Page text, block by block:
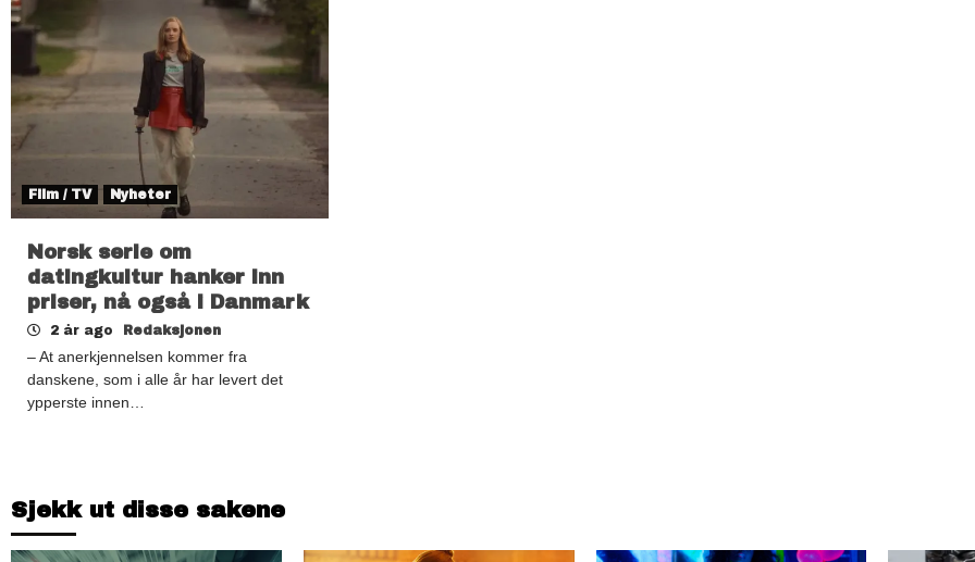
Film / TV Nyheter
Norsk serie om
datingkultur hanker inn
priser, nå også i Danmark
2 år ago Redaksjonen
– At anerkjennelsen kommer fra
danskene, som i alle år har levert det
ypperste innen…
Sjekk ut disse sakene